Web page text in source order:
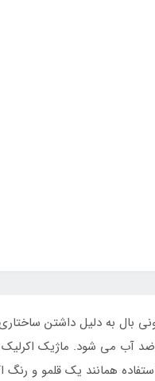
بال به دلیل داشتن
آب می شود. ماژیک اکرلیک